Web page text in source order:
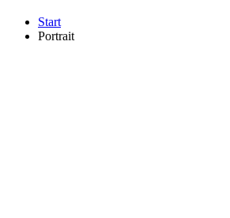
Start
Portrait